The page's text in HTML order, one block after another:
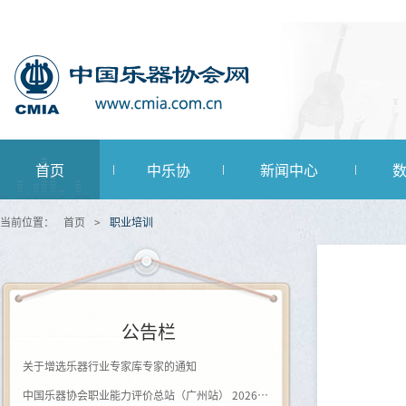
首页 中乐协 新闻中心
当前位置： 首页 > 职业培训
公告栏
关于增选乐器行业专家库专家的通知
中国乐器协会职业能力评价总站（广州站） 2026年第一批《钢琴及键盘乐器制作工》登记评价通知